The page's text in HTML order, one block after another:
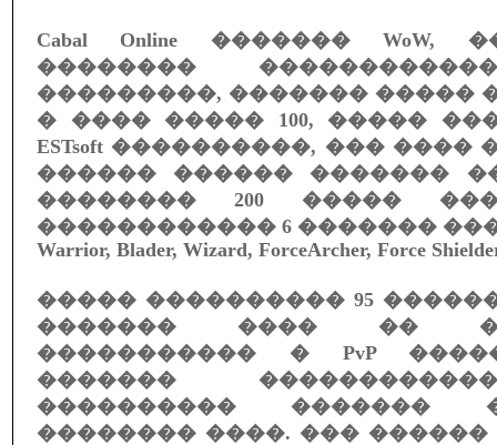
Cabal Online ������� WoW,
��������
���������, ������� �����
� ���� ����� 100, �����
ESTsoft ����������, ���
������ ������ �������
�������� 200 �����
������������ 6 �������
Warrior, Blader, Wizard, ForceArcher, Force
����� ���������� 95
������� ���� ��
����������� � PvP
�������
���������� �������
�������� ����. ��� ������